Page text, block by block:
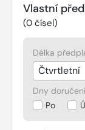
Vlastní
(0 čísel)
Délka
Dny
Po